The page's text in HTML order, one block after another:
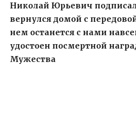
Николай Юрьевич
вернулся домой с
нем останется с нами
удостоен посмертной
Мужества